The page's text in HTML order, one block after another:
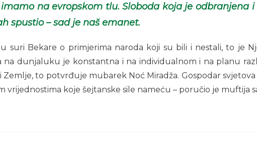
na evropskom tlu. Sloboda koja je odbranjena i
spustio – sad je naš emanet.
u suri Bekare o primjerima naroda koji su bili i nestali, to je
na dunjaluku je konstantna i na individualnom i na planu
Zemlje, to potvrđuje mubarek Noć Miradža. Gospodar
vrijednostima koje šejtanske sile nameću – poručio je muftija